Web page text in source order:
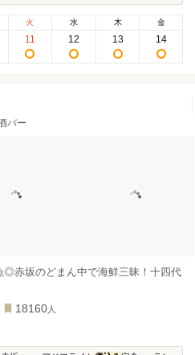
火
11
水
12
木
13
金
14
バー
◎赤坂のどまん中で海鮮三昧！十四代
18160 人